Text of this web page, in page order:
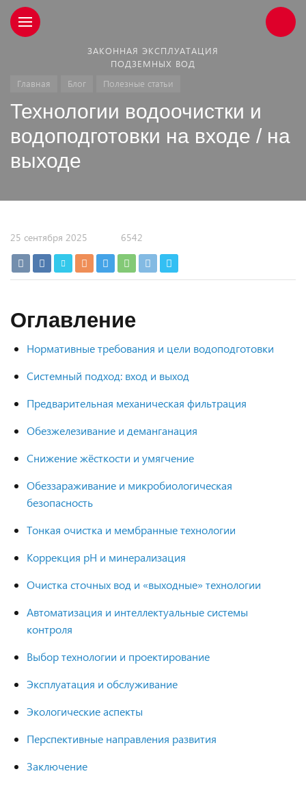
ЗАКОННАЯ ЭКСПЛУАТАЦИЯ
ПОДЗЕМНЫХ ВОД
Главная
Блог Полезные статьи
Технологии водоочистки и
водоподготовки на входе / на
выходе
25 сентября 2025 6542
Оглавление
Нормативные требования и цели водоподготовки
Системный подход: вход и выход
Предварительная механическая фильтрация
Обезжелезивание и деманганация
Снижение жёсткости и умягчение
Обеззараживание и микробиологическая
безопасность
Тонкая очистка и мембранные технологии
Коррекция pH и минерализация
Очистка сточных вод и «выходные» технологии
Автоматизация и интеллектуальные системы
контроля
Выбор технологии и проектирование
Эксплуатация и обслуживание
Экологические аспекты
Перспективные направления развития
Заключение